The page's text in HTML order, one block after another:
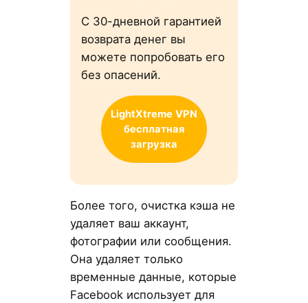
С 30-дневной гарантией
возврата денег вы
можете попробовать его
без опасений.
LightXtreme VPN
бесплатная
загрузка
Более того, очистка кэша не
удаляет ваш аккаунт,
фотографии или сообщения.
Она удаляет только
временные данные, которые
Facebook использует для